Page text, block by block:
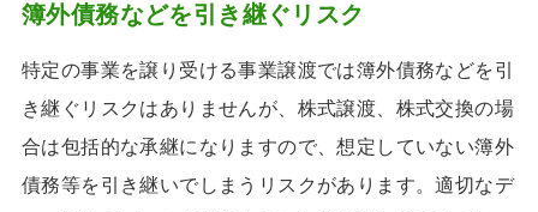
簿外債務などを引き継ぐリスク
特定の事業を譲り受ける事業譲渡では簿外債務などを引
き継ぐリスクはありませんが、株式譲渡、株式交換の場
合は包括的な承継になりますので、想定していない簿外
債務等を引き継いでしまうリスクがあります。適切なデ